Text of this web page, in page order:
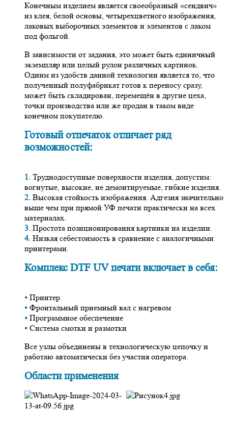
Конечным изделием является своеобразный «сендвич»
из клея, белой основы, четырехцветного изображения,
лаковых выборочных элементов и элементов с лаком
под фольгой.
В зависимости от задания, это может быть единичный
экземпляр или целый рулон различных картинок.
Одним из удобств данной технологии является то, что
полученный полуфабрикат готов к переносу сразу,
может быть складирован, перемещён в другие цеха,
точки производства или же продан в таком виде
конечном покупателю.
Готовый отпечаток отличает ряд
возможностей:
1. Труднодоступные поверхности изделия, допустим:
вогнутые, высокие, не демонтируемые, гибкие изделия.
2. Высокая стойкость изображения. Адгезия значительно
выше чем при прямой УФ печати практически на всех
материалах.
3. Простота позиционирования картинки на изделии.
4. Низкая себестоимость в сравнение с аналогичными
принтерами.
Комплекс DTF UV печати включает в себя:
• Принтер
• Фронтальный приемный вал с нагревом
• Программное обеспечение
• Система смотки и размотки
Все узлы объединены в технологическую цепочку и
работаю автоматически без участия оператора.
Области применения